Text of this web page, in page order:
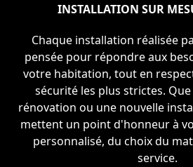
INSTALLATION SUR
Chaque installation réalisée
pensée pour répondre aux
votre habitation, tout en
sécurité les plus strictes.
rénovation ou une nouvelle
mettent un point d'honneur à
personnalisé, du choix du
service.